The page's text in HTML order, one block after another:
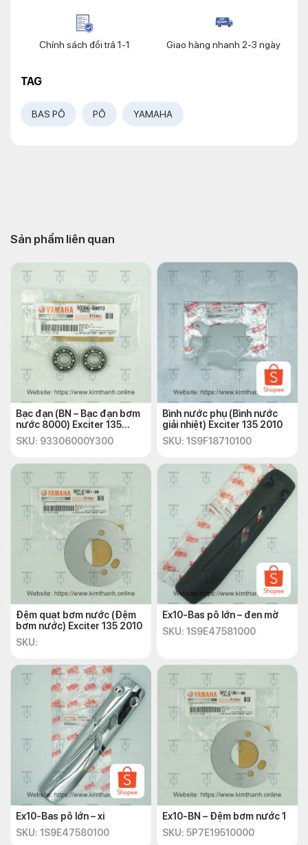
Chính sách đổi trả 1-1 Giao hàng nhanh 2-3 ngày
TAG
BAS PÔ PÔ YAMAHA
Sản phẩm liên quan
Bạc đạn (BN – Bạc đạn bơm
nước 8000) Exciter 135
2010
SKU: 93306000Y300
Bình nước phụ (Bình nước
giải nhiệt) Exciter 135 2010
SKU: 1S9F18710100
Đệm quạt bơm nước (Đệm
bơm nước) Exciter 135 2010
SKU:
Ex10-Bas pô lớn – đen mờ
SKU: 1S9E47581000
Ex10-Bas pô lớn – xi
SKU: 1S9E47580100
Ex10-BN – Đệm bơm nước 1
SKU: 5P7E19510000